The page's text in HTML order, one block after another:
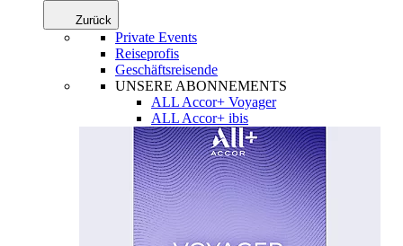
Zurück
Private Events
Reiseprofis
Geschäftsreisende
UNSERE ABONNEMENTS
ALL Accor+ Voyager
ALL Accor+ ibis